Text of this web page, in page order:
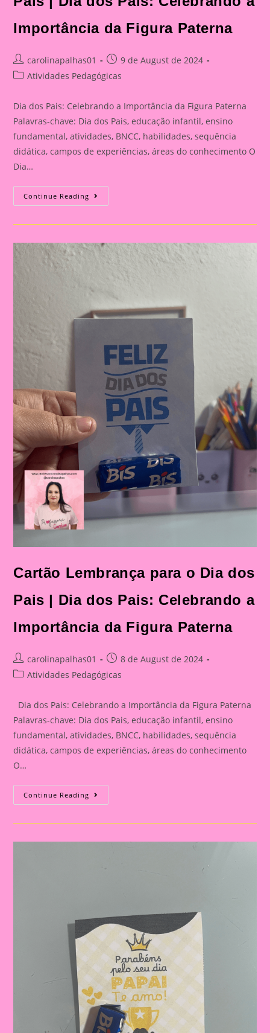
Celebrando
Importância
Da
Importância da Figura Paterna
Post
author:
carolinapalhas01
Post
published:
9 de August de 2024
PostAtividades Pedagógicas
Dia dos Pais: Celebrando a Importância da Figura Paterna
Palavras-chave: Dia dos Pais, educação infantil, ensino
fundamental, atividades, BNCC, habilidades, sequência
didática, campos de experiências, áreas do conhecimento O
Dia…
Continue Reading Cartão
Lembrança
O
Pais
Dia
Pais:
Celebrando
Importância
Da
Figura
Cartão Lembrança para o Dia dos
Pais | Dia dos Pais: Celebrando a
Importância da Figura Paterna
Post
author:
carolinapalhas01
Post
published:
8 de August de 2024
PostAtividades Pedagógicas
Dia dos Pais: Celebrando a Importância da Figura Paterna
Palavras-chave: Dia dos Pais, educação infantil, ensino
fundamental, atividades, BNCC, habilidades, sequência
didática, campos de experiências, áreas do conhecimento
O…
Continue Reading Cartão
Lembrança
O
Pais
Dos
Figura
Paterna